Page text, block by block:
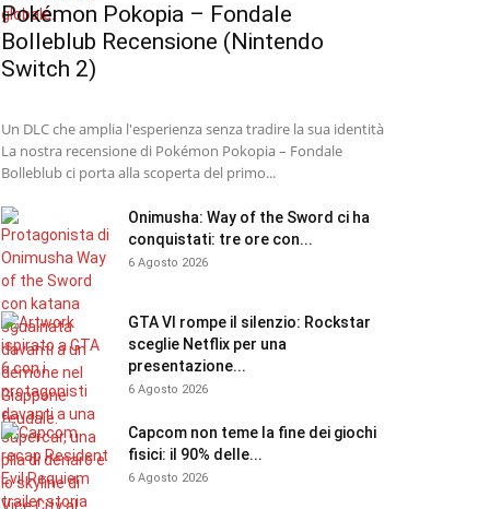
Pokémon Pokopia – Fondale
Bolleblub Recensione (Nintendo
Switch 2)
Un DLC che amplia l'esperienza senza tradire la sua identità
La nostra recensione di Pokémon Pokopia – Fondale
Bolleblub ci porta alla scoperta del primo...
Onimusha: Way of the Sword ci ha
conquistati: tre ore con...
6 Agosto 2026
GTA VI rompe il silenzio: Rockstar
sceglie Netflix per una
presentazione...
6 Agosto 2026
Capcom non teme la fine dei giochi
fisici: il 90% delle...
6 Agosto 2026